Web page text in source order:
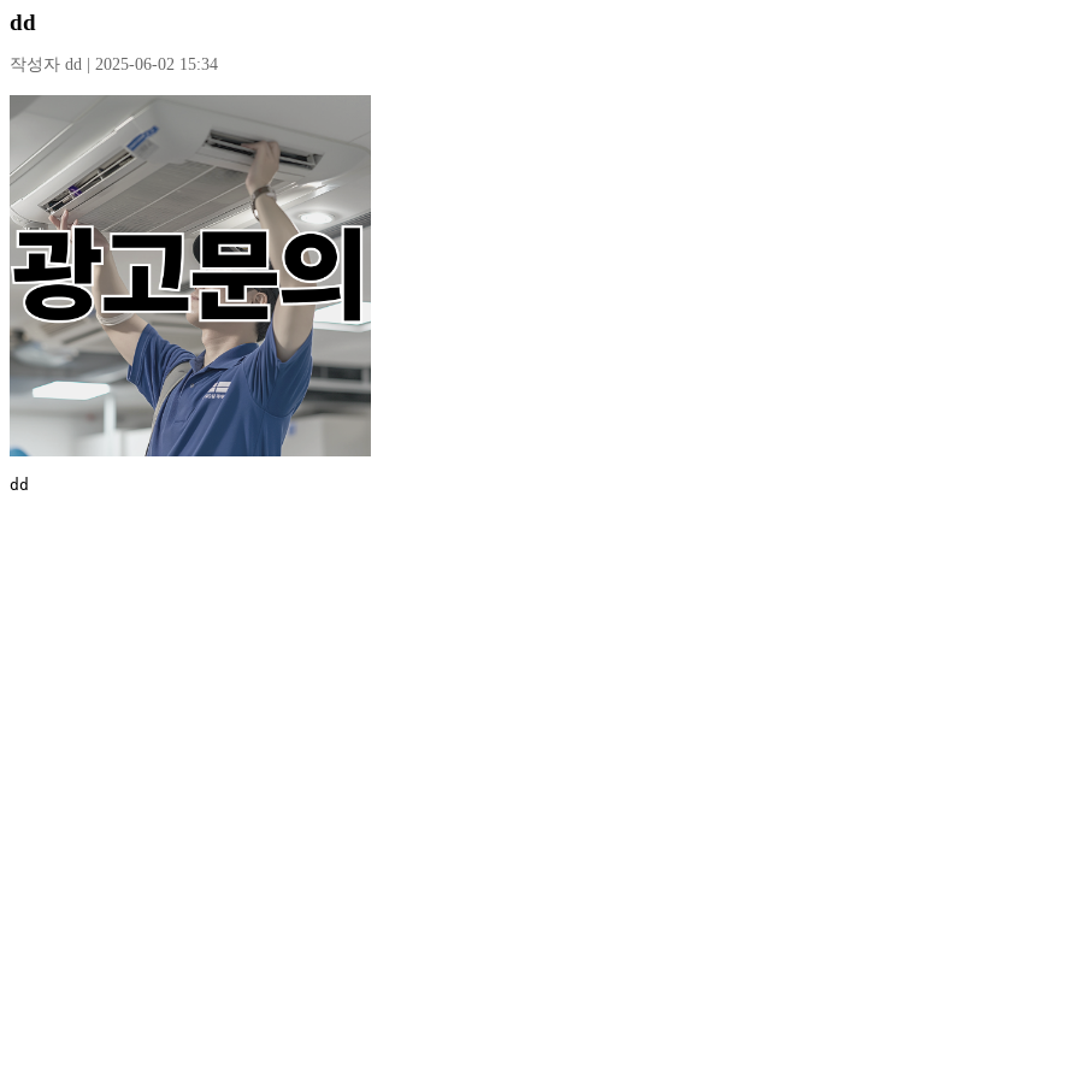
dd
작성자 dd | 2025-06-02 15:34
dd